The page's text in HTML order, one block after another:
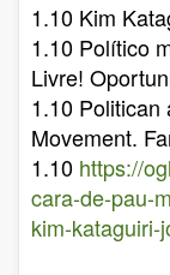
1.10 Kim
1.10 Político
Livre!
1.10 Politican
Movement.
1.10 https://
cara-de-pau-
kim-kataguiri-